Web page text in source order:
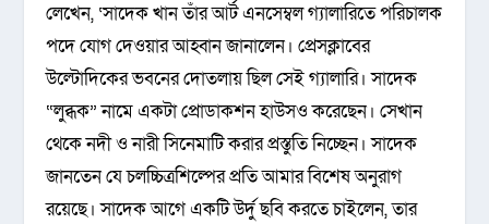
লেখেন, ‘সাদেক খান তাঁর আর্ট এনসেম্বল গ্যালারিতে পরিচালক
পদে যোগ দেওয়ার আহ্বান জানালেন। প্রেসক্লাবের
উল্টোদিকের ভবনের দোতলায় ছিল সেই গ্যালারি। সাদেক
“লুব্ধক” নামে একটা প্রোডাকশন হাউসও করেছেন। সেখান
থেকে নদী ও নারী সিনেমাটি করার প্রস্তুতি নিচ্ছেন। সাদেক
জানতেন যে চলচ্চিত্রশিল্পের প্রতি আমার বিশেষ অনুরাগ
রয়েছে। সাদেক আগে একটি উর্দু ছবি করতে চাইলেন, তার